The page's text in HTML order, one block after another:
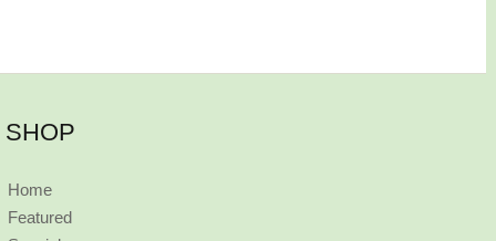
SHOP
Home
Featured